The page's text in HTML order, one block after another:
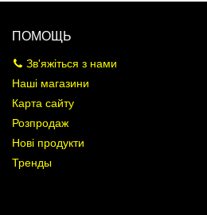
ПОМОЩЬ
Зв'яжіться з нами
Наші магазини
Карта сайту
Розпродаж
Нові продукти
Тренды